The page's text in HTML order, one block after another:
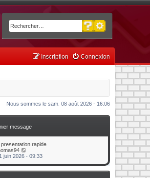
Rechercher
Recherche avancée
Connexion
Inscription
Nous sommes le sam. 08 août 2026 - 16:06
message
presentation rapide
o
s
u
juin 2026 - 09:33